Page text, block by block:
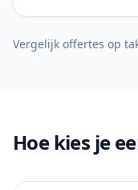
Vergelijk offertes op
Hoe kies je